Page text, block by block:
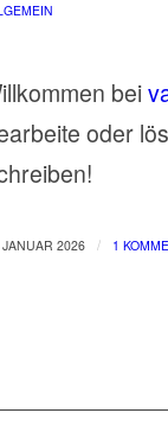
bei
oder
2026 / 1